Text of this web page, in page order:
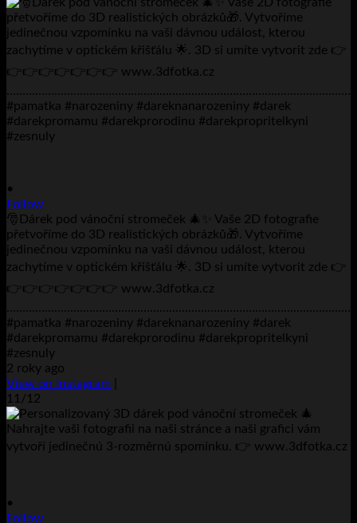
•
Follow
🎅Dárek pod vánoční stromeček 🎄✨ Vaše 2D fotografie
přetvoříme do 3D realistických obrázků🎁. Vytvoříme
jedinečnou vzpomínku na vaši dávnou událost, kterou
zachytíme v optickém křišťálu 🌟. 3D si umíte vytvorit zde 👉
👉👉👉👉👉👉👉 www.3dfotka.cz
………………………………………………………………………………………………..
#pamatka #narozeniny #dareknanarozeniny #darek
#darekpromamu #darekprorodinu #darekpropritelkyni
#zesnuly
2 roky ago
View on Instagram
11/12
•
Follow